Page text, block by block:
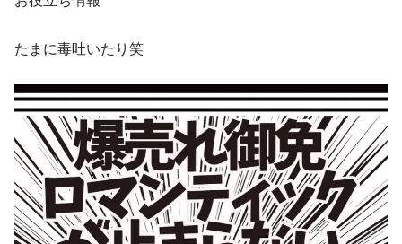
たまに毒吐いたり笑